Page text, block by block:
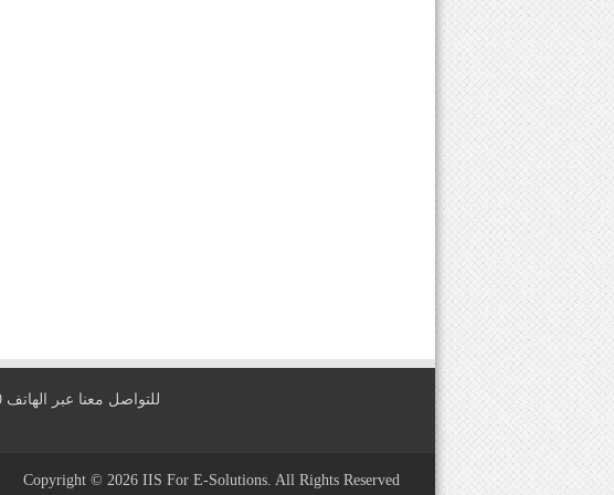
للتواصل معنا عبر الهاتف 0096170950660 او عبر البريد الالكتروني
Copyright © 2026 IIS For E-Solutions. All Rights Reserved